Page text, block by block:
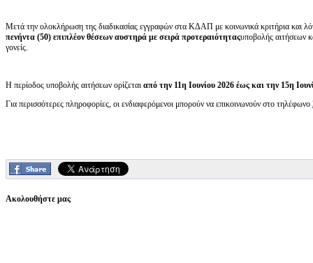
Μετά την ολοκλήρωση της διαδικασίας εγγραφών στα ΚΔΑΠ με κοινωνικά κριτήρια και
πενήντα (50) επιπλέον θέσεων αυστηρά με σειρά προτεραιότηταςυποβολής αιτήσεων
γονείς.
Η περίοδος υποβολής αιτήσεων ορίζεται από την 11η Ιουνίου 2026 έως και την 15η
Για περισσότερες πληροφορίες, οι ενδιαφερόμενοι μπορούν να επικοινωνούν στο τηλέφωνο
Ακολουθήστε μας